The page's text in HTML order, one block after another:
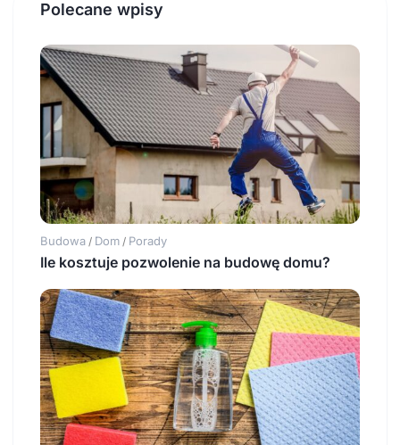
Polecane wpisy
Budowa / Dom / Porady
Ile kosztuje pozwolenie na budowę domu?